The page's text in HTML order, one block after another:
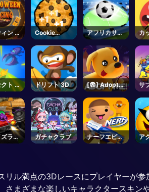
ン レ
グ
Cookie
Clicker
アフリカサッ
カーラン
カ
ア
ト ワ
ウォー
ドリフト 3D
[😨] Adopt
Me! - Roblox
サ
ー
ラ
ライ
ガチャクラブ
ナーフエピッ
クプランクス
ア
ル満点の3Dレースにプレイヤーが
まざまな楽しいキャラクタースキン